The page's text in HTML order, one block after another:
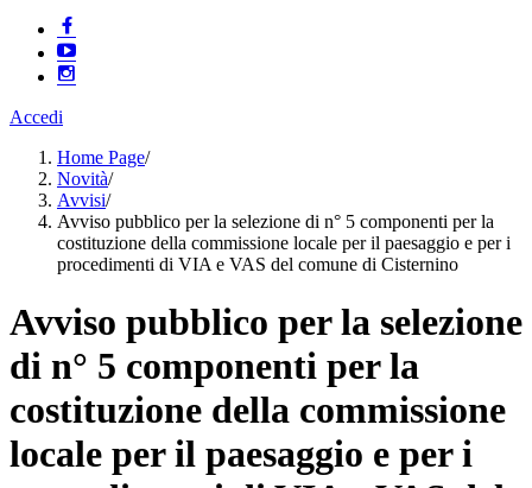
Accedi
Home Page/
Novità/
Avvisi/
Avviso pubblico per la selezione di n° 5 componenti per la
costituzione della commissione locale per il paesaggio e per i
procedimenti di VIA e VAS del comune di Cisternino
Avviso pubblico per la selezione
di n° 5 componenti per la
costituzione della commissione
locale per il paesaggio e per i